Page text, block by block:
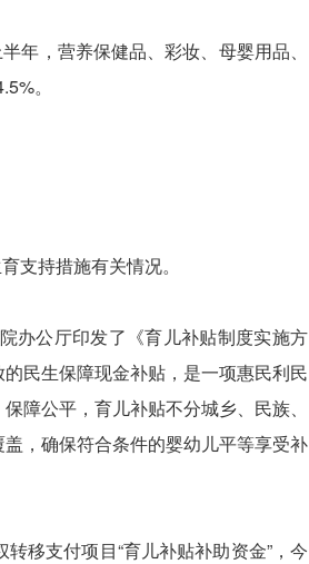
年，营养保健品、彩妆、母婴用品、
。
支持措施有关情况。
办公厅印发了《育儿补贴制度实施方
民生保障现金补贴，是一项惠民利民
障公平，育儿补贴不分城乡、民族、
，确保符合条件的婴幼儿平等享受补
移支付项目“育儿补贴补助资金”，今